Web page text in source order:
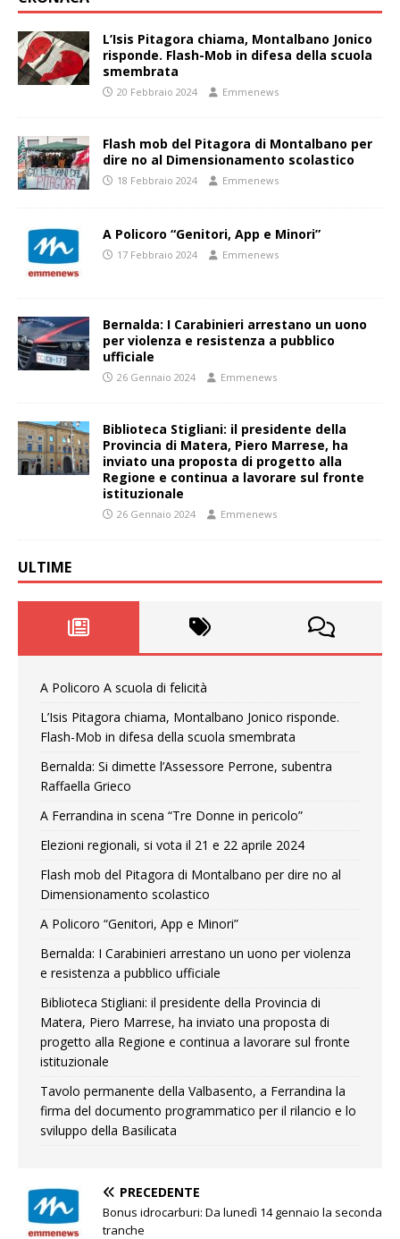
L’Isis Pitagora chiama, Montalbano Jonico
risponde. Flash-Mob in difesa della scuola
smembrata
20 Febbraio 2024 Emmenews
Flash mob del Pitagora di Montalbano per
dire no al Dimensionamento scolastico
18 Febbraio 2024 Emmenews
A Policoro “Genitori, App e Minori”
17 Febbraio 2024 Emmenews
Bernalda: I Carabinieri arrestano un uono
per violenza e resistenza a pubblico
ufficiale
26 Gennaio 2024 Emmenews
Biblioteca Stigliani: il presidente della
Provincia di Matera, Piero Marrese, ha
inviato una proposta di progetto alla
Regione e continua a lavorare sul fronte
istituzionale
26 Gennaio 2024 Emmenews
ULTIME
A Policoro A scuola di felicità
L’Isis Pitagora chiama, Montalbano Jonico risponde.
Flash-Mob in difesa della scuola smembrata
Bernalda: Si dimette l’Assessore Perrone, subentra
Raffaella Grieco
A Ferrandina in scena “Tre Donne in pericolo”
Elezioni regionali, si vota il 21 e 22 aprile 2024
Flash mob del Pitagora di Montalbano per dire no al
Dimensionamento scolastico
A Policoro “Genitori, App e Minori”
Bernalda: I Carabinieri arrestano un uono per violenza
e resistenza a pubblico ufficiale
Biblioteca Stigliani: il presidente della Provincia di
Matera, Piero Marrese, ha inviato una proposta di
progetto alla Regione e continua a lavorare sul fronte
istituzionale
Tavolo permanente della Valbasento, a Ferrandina la
firma del documento programmatico per il rilancio e lo
sviluppo della Basilicata
PRECEDENTE
Bonus idrocarburi: Da lunedì 14 gennaio la seconda
tranche